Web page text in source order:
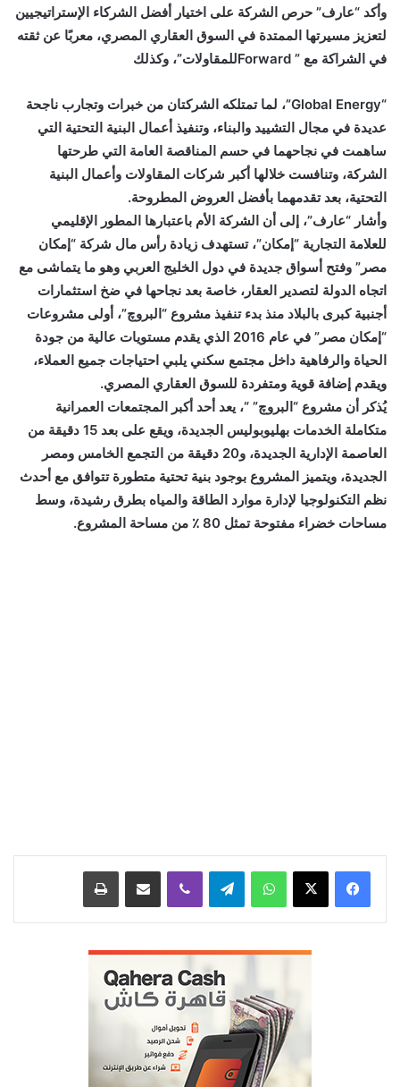
وأكد “عارف” حرص الشركة على اختيار أفضل الشركاء الإستراتيجيين
لتعزيز مسيرتها الممتدة في السوق العقاري المصري، معربًا عن ثقته
في الشراكة مع ” Forwardللمقاولات”، وكذلك
“Global Energy”، لما تمتلكه الشركتان من خبرات وتجارب ناجحة
عديدة في مجال التشييد والبناء، وتنفيذ أعمال البنية التحتية التي
ساهمت في نجاحهما في حسم المناقصة العامة التي طرحتها
الشركة، وتنافست خلالها أكبر شركات المقاولات وأعمال البنية
التحتية، بعد تقدمهما بأفضل العروض المطروحة.
وأشار “عارف”، إلى أن الشركة الأم باعتبارها المطور الإقليمي
للعلامة التجارية “إمكان”، تستهدف زيادة رأس مال شركة “إمكان
مصر” وفتح أسواق جديدة في دول الخليج العربي وهو ما يتماشى مع
اتجاه الدولة لتصدير العقار، خاصة بعد نجاحها في ضخ استثمارات
أجنبية كبرى بالبلاد منذ بدء تنفيذ مشروع “البروچ”، أولى مشروعات
“إمكان مصر” في عام 2016 الذي يقدم مستويات عالية من جودة
الحياة والرفاهية داخل مجتمع سكني يلبي احتياجات جميع العملاء،
ويقدم إضافة قوية ومتفردة للسوق العقاري المصري.
يُذكر أن مشروع “البروچ” “، يعد أحد أكبر المجتمعات العمرانية
متكاملة الخدمات بهليوبوليس الجديدة، ويقع على بعد 15 دقيقة من
العاصمة الإدارية الجديدة، و20 دقيقة من التجمع الخامس ومصر
الجديدة، ويتميز المشروع بوجود بنية تحتية متطورة تتوافق مع أحدث
نظم التكنولوجيا لإدارة موارد الطاقة والمياه بطرق رشيدة، وسط
مساحات خضراء مفتوحة تمثل 80 ٪ من مساحة المشروع.
واتساب تيلقرام ڤايبر مشاركة عبر البريد طباعة